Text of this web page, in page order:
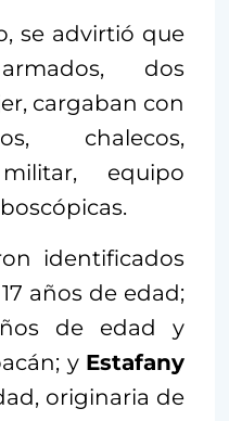
se advirtió que
dos
cargaban con
chalecos,
equipo
identificados
años de edad;
de edad y
y Estafany
originaria de